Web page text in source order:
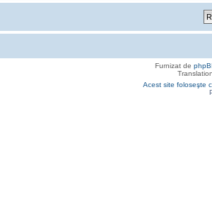
Furnizat de
Acest site foloseşte